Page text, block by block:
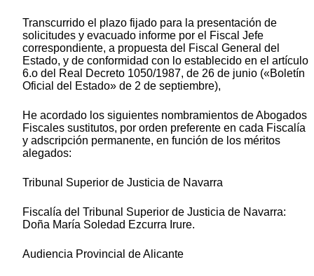
Transcurrido el plazo fijado para la presentación de
solicitudes y evacuado informe por el Fiscal Jefe
correspondiente, a propuesta del Fiscal General del
Estado, y de conformidad con lo establecido en el artículo
6.o del Real Decreto 1050/1987, de 26 de junio («Boletín
Oficial del Estado» de 2 de septiembre),
He acordado los siguientes nombramientos de Abogados
Fiscales sustitutos, por orden preferente en cada Fiscalía
y adscripción permanente, en función de los méritos
alegados:
Tribunal Superior de Justicia de Navarra
Fiscalía del Tribunal Superior de Justicia de Navarra:
Doña María Soledad Ezcurra Irure.
Audiencia Provincial de Alicante